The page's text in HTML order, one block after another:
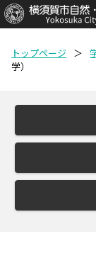
トップページ ＞
学）